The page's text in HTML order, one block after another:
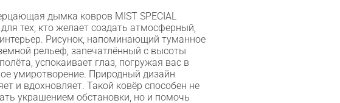
дымка ковров MIST SPECIAL
тех, кто желает создать атмосферный,
Рисунок, напоминающий туманное
рельеф, запечатлённый с высоты
успокаивает глаз, погружая вас в
умиротворение. Природный дизайн
и вдохновляет. Такой ковёр способен не
украшением обстановки, но и помочь